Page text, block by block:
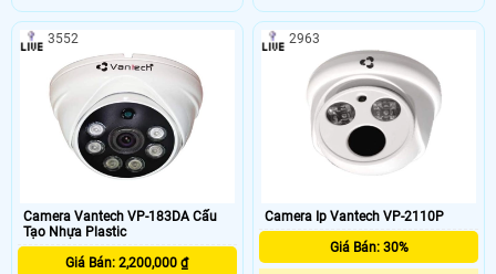
2.0 megapixel cho hình ảnh
HD1080P, chống ngược sáng tốt
nhất cho việc tái tạo hình ảnh tốt
Camera Vantech VP-183DA Cấu
Tạo Nhựa Plastic
Giá Bán: 2,200,000 ₫
3552
Camera Ip Vantech VP-2110P
Giá Bán: 30%
2963